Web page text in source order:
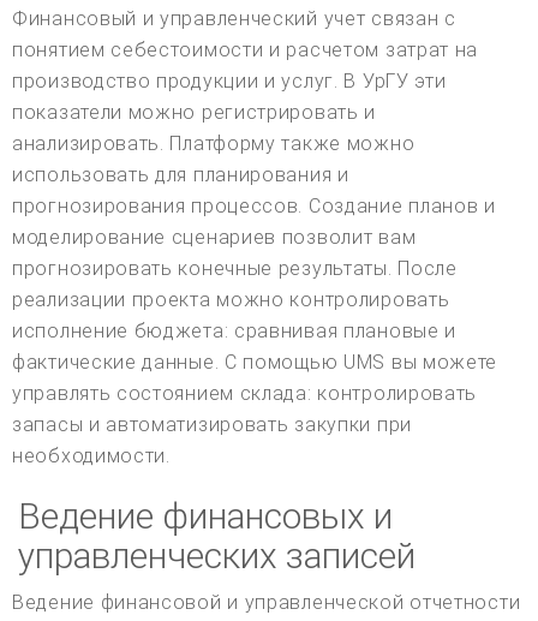
Финансовый и управленческий учет связан с
понятием себестоимости и расчетом затрат на
производство продукции и услуг. В УрГУ эти
показатели можно регистрировать и
анализировать. Платформу также можно
использовать для планирования и
прогнозирования процессов. Создание планов и
моделирование сценариев позволит вам
прогнозировать конечные результаты. После
реализации проекта можно контролировать
исполнение бюджета: сравнивая плановые и
фактические данные. С помощью UMS вы можете
управлять состоянием склада: контролировать
запасы и автоматизировать закупки при
необходимости.
Ведение финансовых и
управленческих записей
Ведение финансовой и управленческой отчетности